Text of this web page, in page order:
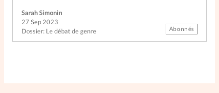
Dossier: Le débat de genre
Sarah Simonin
27 Sep 2023
Abonnés